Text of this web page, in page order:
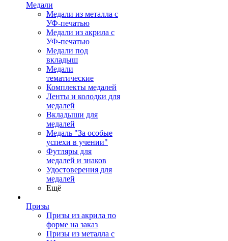
Медали
Медали из металла с
УФ-печатью
Медали из акрила с
УФ-печатью
Медали под
вкладыш
Медали
тематические
Комплекты медалей
Ленты и колодки для
медалей
Вкладыши для
медалей
Медаль "За особые
успехи в учении"
Футляры для
медалей и знаков
Удостоверения для
медалей
Ещё
Призы
Призы из акрила по
форме на заказ
Призы из металла с